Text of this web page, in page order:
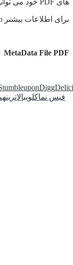
های PDF خود می توانید استفاده کنید.
برای اطلاعات بیشتر Optimizing PDF file seo را جستجو کنید.
MetaData File PDF
Digg
فیس نماکلوببالاترین